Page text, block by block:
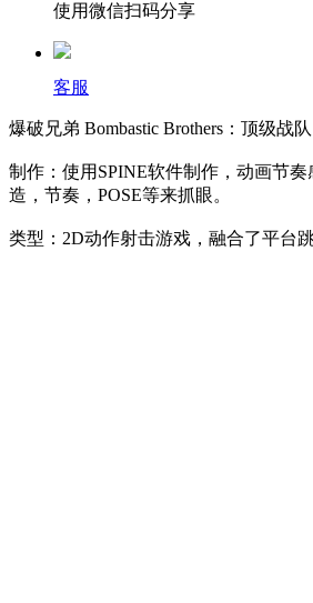
使用微信扫码分享
客服
爆破兄弟 Bombastic Brothers：顶级战队
制作：使用SPINE软件制作，动画节
造，节奏，POSE等来抓眼。
类型：2D动作射击游戏，融合了平台